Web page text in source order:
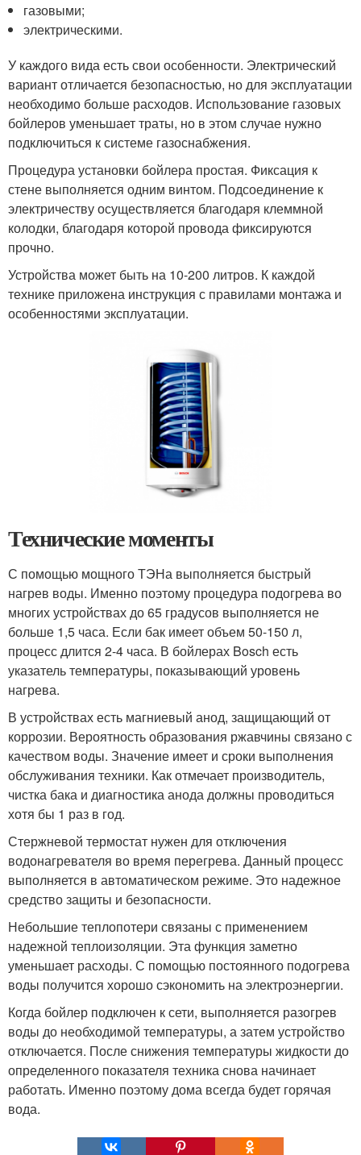
газовыми;
электрическими.
У каждого вида есть свои особенности. Электрический
вариант отличается безопасностью, но для эксплуатации
необходимо больше расходов. Использование газовых
бойлеров уменьшает траты, но в этом случае нужно
подключиться к системе газоснабжения.
Процедура установки бойлера простая. Фиксация к
стене выполняется одним винтом. Подсоединение к
электричеству осуществляется благодаря клеммной
колодки, благодаря которой провода фиксируются
прочно.
Устройства может быть на 10-200 литров. К каждой
технике приложена инструкция с правилами монтажа и
особенностями эксплуатации.
Технические моменты
С помощью мощного ТЭНа выполняется быстрый
нагрев воды. Именно поэтому процедура подогрева во
многих устройствах до 65 градусов выполняется не
больше 1,5 часа. Если бак имеет объем 50-150 л,
процесс длится 2-4 часа. В бойлерах Bosch есть
указатель температуры, показывающий уровень
нагрева.
В устройствах есть магниевый анод, защищающий от
коррозии. Вероятность образования ржавчины связано с
качеством воды. Значение имеет и сроки выполнения
обслуживания техники. Как отмечает производитель,
чистка бака и диагностика анода должны проводиться
хотя бы 1 раз в год.
Стержневой термостат нужен для отключения
водонагревателя во время перегрева. Данный процесс
выполняется в автоматическом режиме. Это надежное
средство защиты и безопасности.
Небольшие теплопотери связаны с применением
надежной теплоизоляции. Эта функция заметно
уменьшает расходы. С помощью постоянного подогрева
воды получится хорошо сэкономить на электроэнергии.
Когда бойлер подключен к сети, выполняется разогрев
воды до необходимой температуры, а затем устройство
отключается. После снижения температуры жидкости до
определенного показателя техника снова начинает
работать. Именно поэтому дома всегда будет горячая
вода.